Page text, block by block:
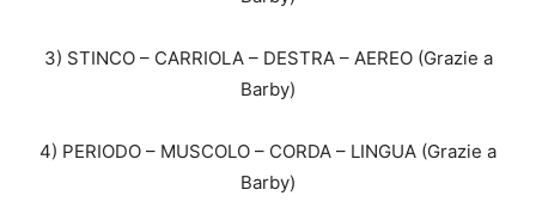
3) STINCO – CARRIOLA – DESTRA – AEREO (Grazie a
Barby)
4) PERIODO – MUSCOLO – CORDA – LINGUA (Grazie a
Barby)